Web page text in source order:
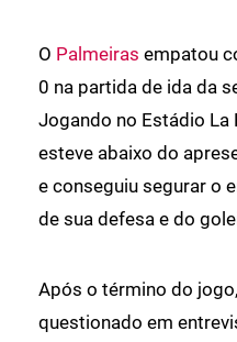
O Palmeiras empatou
0 na partida de ida da
Jogando no Estádio La
esteve abaixo do
e conseguiu segurar o
de sua defesa e do
Após o término do jogo,
questionado em